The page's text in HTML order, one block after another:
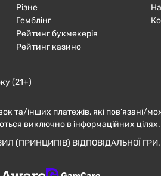
Різне
Гемблінг
Рейтинг букмекерів
Рейтинг казино
(21+)
та/інших платежів, які пов’язані/
виключно в інформаційних цілях.
(ПРИНЦИПІВ) ВІДПОВІДАЛЬНОЇ ГРИ.